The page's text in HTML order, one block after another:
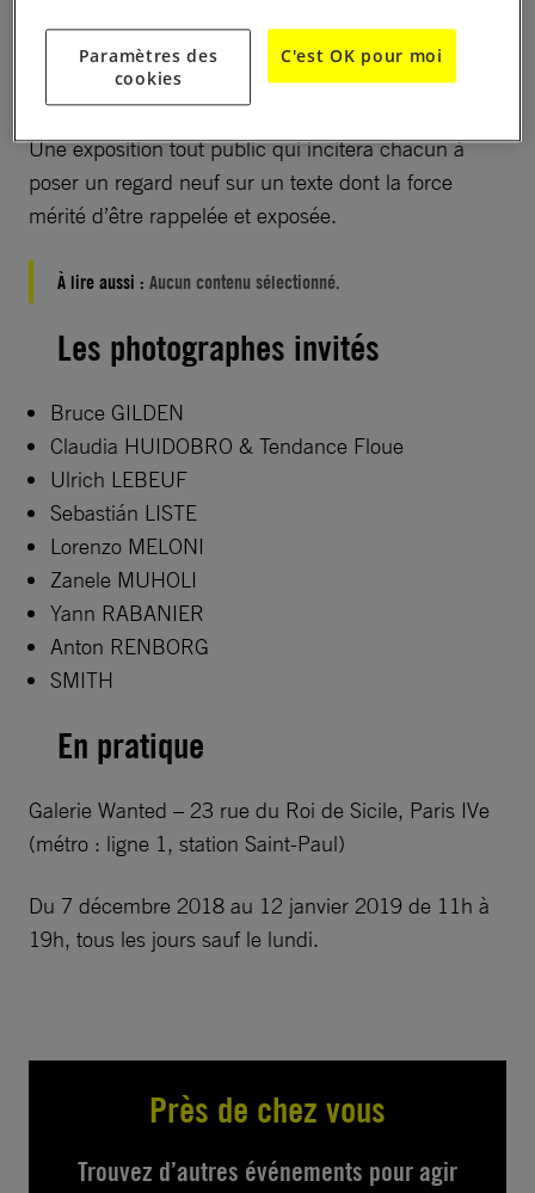
uns avec les autres, en écho au titre de l’exposition
extrait de l’article Premier de la Déclaration.
Une exposition tout public qui incitera chacun à
poser un regard neuf sur un texte dont la force
mérité d’être rappelée et exposée.
À lire aussi : Aucun contenu sélectionné.
Les photographes invités
Bruce GILDEN
Claudia HUIDOBRO & Tendance Floue
Ulrich LEBEUF
Sebastián LISTE
Lorenzo MELONI
Zanele MUHOLI
Yann RABANIER
Anton RENBORG
SMITH
En pratique
Galerie Wanted – 23 rue du Roi de Sicile, Paris IVe
(métro : ligne 1, station Saint-Paul)
Du 7 décembre 2018 au 12 janvier 2019 de 11h à
19h, tous les jours sauf le lundi.
Près de chez vous
Trouvez d’autres événements pour agir
Paramètres des
cookies
C'est OK pour moi